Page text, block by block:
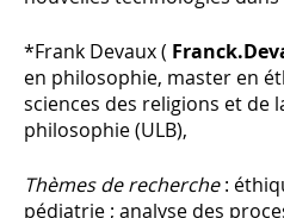
*Frank Devaux (
en philosophie, master en
sciences des religions et de
philosophie (ULB),
Thèmes de recherche:
pédiatrie ; analyse des